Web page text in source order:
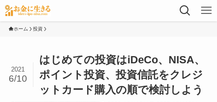
ホーム 投資
はじめての投資はiDeCo、NISA、
ポイント投資、投資信託をクレジ
ットカード購入の順で検討しよう
2021
6/10